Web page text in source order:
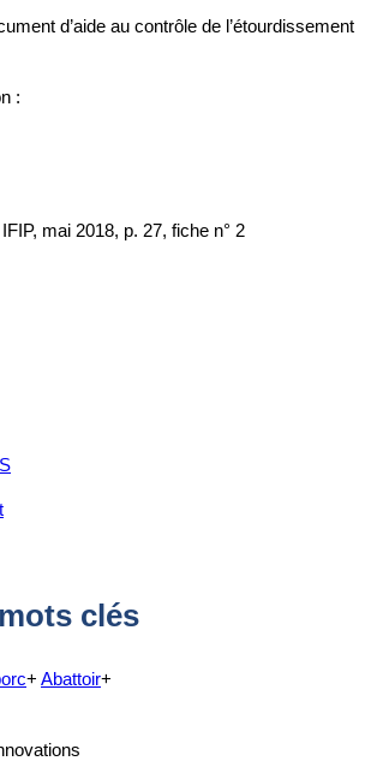
d’aide au contrôle de l’étourdissement
:
mai 2018, p. 27, fiche n° 2
clés
+ Abattoir+